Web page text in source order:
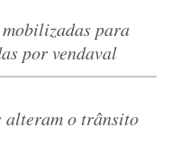
para
por vendaval
alteram o trânsito